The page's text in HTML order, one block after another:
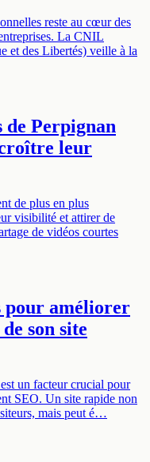
reste au cœur des
La CNIL
et des Libertés) veille à la
de Perpignan
leur
de plus en plus
visibilité et attirer de
de vidéos courtes
pour améliorer
son site
un facteur crucial pour
SEO. Un site rapide non
mais peut é…